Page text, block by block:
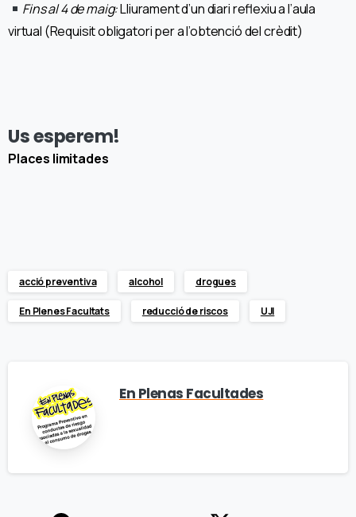
Fins al 4 de maig:Lliurament d’un diari reflexiu a l’aula
virtual (Requisit obligatori per a l’obtenció del crèdit)
Us esperem!
Places limitades
acció preventiva alcohol drogues
En Plenes Facultats reducció de riscos UJI
En Plenas Facultades